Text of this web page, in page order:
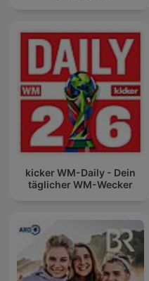
kicker WM-Daily - Dein
täglicher WM-Wecker